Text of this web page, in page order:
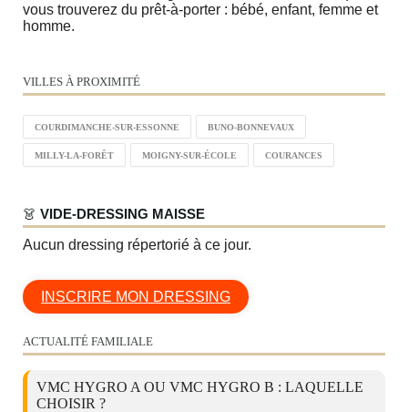
vous trouverez du prêt-à-porter : bébé, enfant, femme et
homme.
VILLES À PROXIMITÉ
COURDIMANCHE-SUR-ESSONNE BUNO-BONNEVAUX
MILLY-LA-FORÊT MOIGNY-SUR-ÉCOLE COURANCES
👗 VIDE-DRESSING MAISSE
Aucun dressing répertorié à ce jour.
INSCRIRE MON DRESSING
ACTUALITÉ FAMILIALE
VMC HYGRO A OU VMC HYGRO B : LAQUELLE
CHOISIR ?